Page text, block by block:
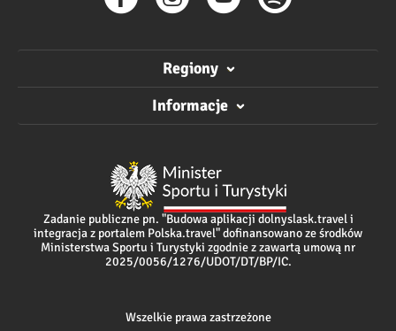
Regiony
Informacje
Zadanie publiczne pn. "Budowa aplikacji dolnyslask.travel i
integracja z portalem Polska.travel" dofinansowano ze środków
Ministerstwa Sportu i Turystyki zgodnie z zawartą umową nr
2025/0056/1276/UDOT/DT/BP/IC.
Wszelkie prawa zastrzeżone